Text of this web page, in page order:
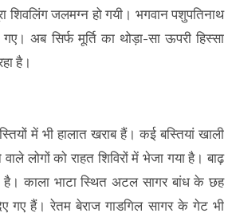
शिवलिंग जलमग्न हो गयी। भगवान पशुपतिनाथ
अब सिर्फ मूर्ति का थोड़ा-सा ऊपरी हिस्सा
है।
में भी हालात खराब हैं। कई बस्तियां खाली
लोगों को राहत शिविरों में भेजा गया है। बाढ़
काला भाटा स्थित अटल सागर बांध के छह
गए हैं। रेतम बेराज गाडगिल सागर के गेट भी